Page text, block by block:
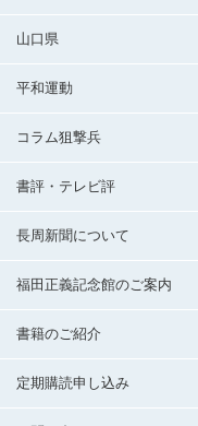
山口県
平和運動
コラム狙撃兵
書評・テレビ評
長周新聞について
福田正義記念館のご案内
書籍のご紹介
定期購読申し込み